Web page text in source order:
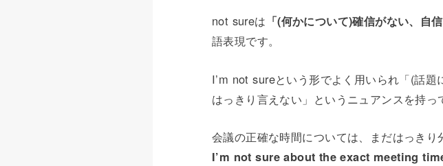
not sureは 「(何かについて)確信がない、自
語表現です。
I’m not sureという形でよく用いられ「(話題
はっきり言えない」というニュアンスを持っ
会議の正確な時間については、まだはっきり
I’m not sure about the exact meeting